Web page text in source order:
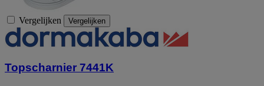
Vergelijken Vergelijken
Topscharnier 7441K